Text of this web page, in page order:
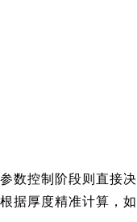
参数控制阶段则直接
根据厚度精准计算，